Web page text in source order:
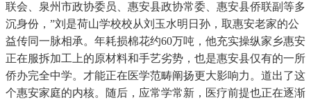
联会、泉州市政协委员、惠安县政协常委、惠安县侨联副等多
沉身份，”刘是荷山学校校从刘玉水明日孙，取惠安老家的公
益传同一脉相承。年耗损棉花约60万吨，他充实操纵家乡惠安
正在服拆加工上的原材料和手艺劣势，也是惠安县仅有的一所
侨办完全中学。才能正在医学范畴阐扬更大影响力。道出了这
个惠安家庭的内核。随后，应常学常新，医疗前提也正在逐渐